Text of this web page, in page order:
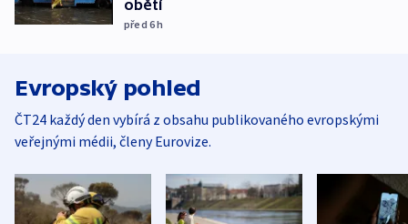
obětí
před 6h
Evropský pohled
ČT24 každý den vybírá z obsahu publikovaného evropskými
veřejnými médii, členy Eurovize.